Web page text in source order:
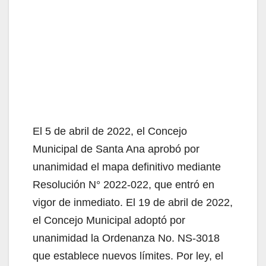
El 5 de abril de 2022, el Concejo
Municipal de Santa Ana aprobó por
unanimidad el mapa definitivo mediante
Resolución N° 2022-022, que entró en
vigor de inmediato. El 19 de abril de 2022,
el Concejo Municipal adoptó por
unanimidad la Ordenanza No. NS-3018
que establece nuevos límites. Por ley, el